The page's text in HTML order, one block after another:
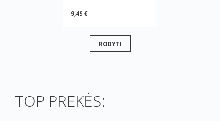
9,49 €
RODYTI
TOP PREKĖS: